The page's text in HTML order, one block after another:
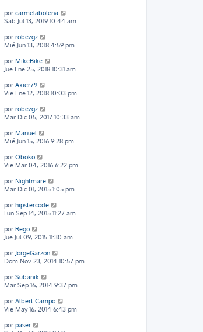
por carmelabolena
Sab Jul 13, 2019 10:44 am
por robezgz
Mié Jun 13, 2018 4:59 pm
por MikeBike
Jue Ene 25, 2018 10:31 am
por Axier79
Vie Ene 12, 2018 10:03 pm
por robezgz
Mar Dic 05, 2017 10:33 am
por Manuel
Mié Jun 15, 2016 9:28 pm
por Oboko
Vie Mar 04, 2016 6:22 pm
por Nightmare
Mar Dic 01, 2015 1:05 pm
por hipstercode
Lun Sep 14, 2015 11:27 am
por Rego
Jue Jul 09, 2015 11:30 am
por JorgeGarzon
Dom Nov 23, 2014 10:57 pm
por Subanik
Mar Sep 16, 2014 9:37 pm
por Albert Campo
Vie May 16, 2014 6:43 pm
por paser